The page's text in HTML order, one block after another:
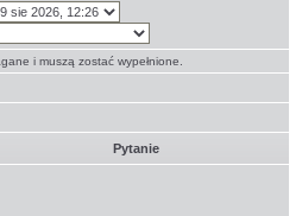
i muszą zostać wypełnione.
Pytanie